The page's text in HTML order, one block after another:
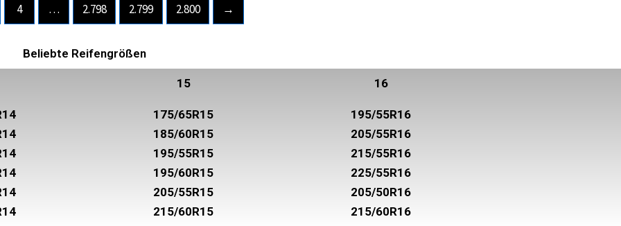
4 … 2.798 2.799 2.800 →
Beliebte Reifengrößen
15
175/65R15
185/60R15
195/55R15
195/60R15
205/55R15
215/60R15
16
195/55R16
205/55R16
215/55R16
225/55R16
205/50R16
215/60R16